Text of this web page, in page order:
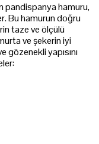
pandispanya hamuru,
Bu hamurun doğru
taze ve ölçülü
ve şekerin iyi
gözenekli yapısını